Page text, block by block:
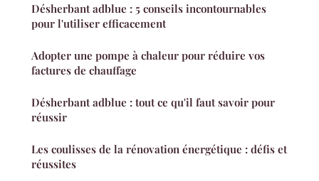
Désherbant adblue : 5 conseils incontournables
pour l'utiliser efficacement
Adopter une pompe à chaleur pour réduire vos
factures de chauffage
Désherbant adblue : tout ce qu'il faut savoir pour
réussir
Les coulisses de la rénovation énergétique : défis et
réussites